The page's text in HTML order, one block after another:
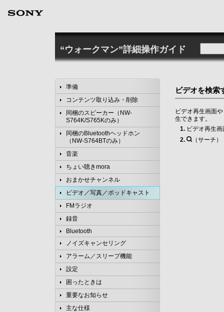
“ウォークマン”詳細操作ガイド
準備
コンテンツ取り込み・削除
同梱のスピーカー（NW-
S764K/S765Kのみ）
同梱のBluetoothヘッドホン
（NW-S764BTのみ）
音楽
ちょい聴きmora
おまかせチャンネル
ビデオ／写真／ポッドキャスト
FMラジオ
録音
Bluetooth
ノイズキャンセリング
アラーム／スリープ機能
設定
困ったときは
重要なお知らせ
主な仕様
ビデオを検索
ビデオ再生画面
生できます。
ビデオ再生
（サーチ）